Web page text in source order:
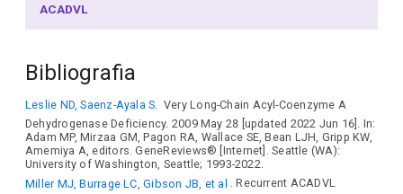
ACADVL
Bibliografia
Leslie ND, Saenz-Ayala S. Very Long-Chain Acyl-Coenzyme A
Dehydrogenase Deficiency. 2009 May 28 [updated 2022 Jun 16]. In:
Adam MP, Mirzaa GM, Pagon RA, Wallace SE, Bean LJH, Gripp KW,
Amemiya A, editors. GeneReviews® [Internet]. Seattle (WA):
University of Washington, Seattle; 1993-2022.
Miller MJ, Burrage LC, Gibson JB, et al . Recurrent ACADVL